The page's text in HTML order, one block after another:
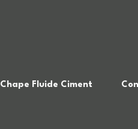
Chape Fluide Ciment